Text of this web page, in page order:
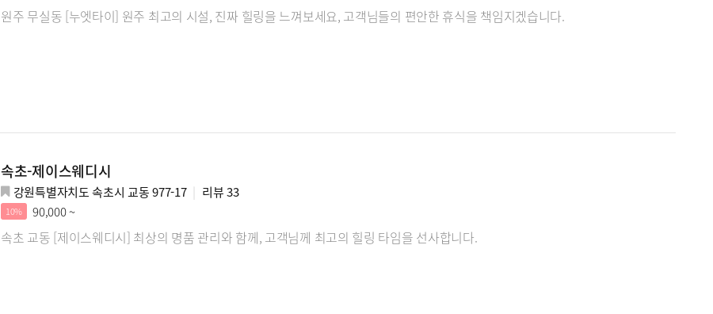
원주 무실동 [누엣타이] 원주 최고의 시설, 진짜 힐링을 느껴보세요, 고객님들의 편안한 휴식을 책임지겠습니다.
속초-제이스웨디시
강원특별자치도 속초시 교동 977-17 리뷰33
10% 90,000 ~
속초 교동 [제이스웨디시] 최상의 명품 관리와 함께, 고객님께 최고의 힐링 타임을 선사합니다.